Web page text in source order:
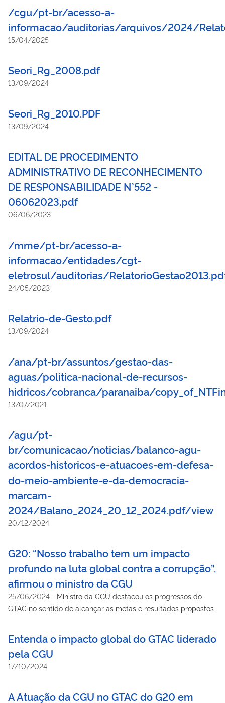
/cgu/pt-br/acesso-a-
informacao/auditorias/arquivos/2024/
15/04/2025
Seori_Rg_2008.pdf
13/09/2024
Seori_Rg_2010.PDF
13/09/2024
EDITAL DE PROCEDIMENTO
ADMINISTRATIVO DE RECONHECIMENTO
DE RESPONSABILIDADE N°552 -
06062023.pdf
06/06/2023
/mme/pt-br/acesso-a-
informacao/entidades/cgt-
eletrosul/auditorias/
24/05/2023
Relatrio-de-Gesto.pdf
13/09/2024
/ana/pt-br/assuntos/gestao-das-
aguas/politica-nacional-de-recursos-
hidricos/cobranca/paranaiba/
13/07/2021
/agu/pt-
br/comunicacao/noticias/balanco-agu-
acordos-historicos-e-atuacoes-em-defesa-
do-meio-ambiente-e-da-democracia-
marcam-
2024/Balano_2024_20_12_2024.pdf/view
20/12/2024
G20: “Nosso trabalho tem um impacto
profundo na luta global contra a corrupção”,
afirmou o ministro da CGU
25/06/2024 - Ministro da CGU destacou os progressos do
GTAC no sentido de alcançar as metas e resultados propostos
Entenda o impacto global do GTAC liderado
pela CGU
17/10/2024
A Atuação da CGU no GTAC do G20 em